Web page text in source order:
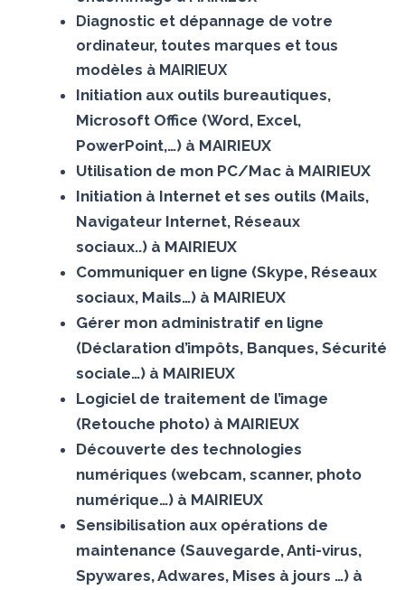
Diagnostic et dépannage de votre
ordinateur, toutes marques et tous
modèles à MAIRIEUX
Initiation aux outils bureautiques,
Microsoft Office (Word, Excel,
PowerPoint,…) à MAIRIEUX
Utilisation de mon PC/Mac à MAIRIEUX
Initiation à Internet et ses outils (Mails,
Navigateur Internet, Réseaux
sociaux..) à MAIRIEUX
Communiquer en ligne (Skype, Réseaux
sociaux, Mails…) à MAIRIEUX
Gérer mon administratif en ligne
(Déclaration d’impôts, Banques, Sécurité
sociale…) à MAIRIEUX
Logiciel de traitement de l’image
(Retouche photo) à MAIRIEUX
Découverte des technologies
numériques (webcam, scanner, photo
numérique…) à MAIRIEUX
Sensibilisation aux opérations de
maintenance (Sauvegarde, Anti-virus,
Spywares, Adwares, Mises à jours …) à